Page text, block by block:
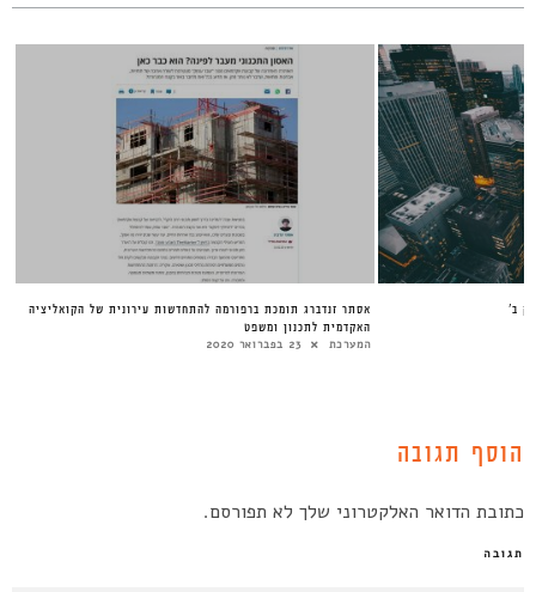
אסתר זנדברג תומכת ברפורמה להתחדשות עירונית של הקואליציה
האקדמית לתכנון ומשפט
המערכת 23 בפברואר 2020
ב’
הוסף תגובה
כתובת הדואר האלקטרוני שלך לא תפורסם.
תגובה